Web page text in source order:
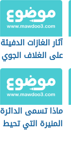
آثار الغازات الدفيئة
على الغلاف الجوي
للأرض
ماذا تسمى الدائرة
المنيرة التي تحيط